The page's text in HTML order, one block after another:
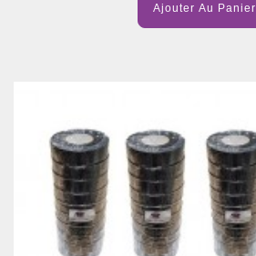
Ajouter Au Panier